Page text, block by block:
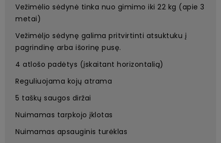
Vežimėlio sėdynė tinka nuo gimimo iki 22 kg (apie 3
metai)
Vežimėlįo sėdynę galima pritvirtinti atsuktuku į
pagrindinę arba išorinę pusę.
4 atlošo padėtys (įskaitant horizontalią)
Reguliuojama kojų atrama
5 taškų saugos diržai
Nuimamas tarpkojo įklotas
Nuimamas apsauginis turėklas